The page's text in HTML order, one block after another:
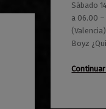
Sábado
a 06.00
Boyz